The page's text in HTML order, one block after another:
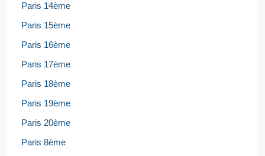
Paris 14ème
Paris 15ème
Paris 16ème
Paris 17ème
Paris 18ème
Paris 19ème
Paris 20ème
Paris 8ème